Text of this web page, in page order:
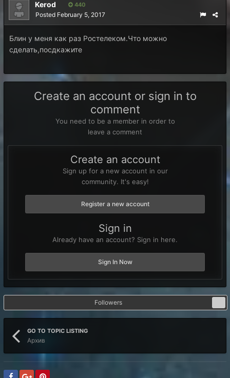
Kerod 440
Posted February 5, 2017
Блин у меня как раз Ростелеком.Что можно
сделать,посдкажите
Create an account or sign in to
comment
You need to be a member in order to
leave a comment
Create an account
Sign up for a new account in our
community. It's easy!
Register a new account
Sign in
Already have an account? Sign in here.
Sign In Now
Followers
GO TO TOPIC LISTING
Архив